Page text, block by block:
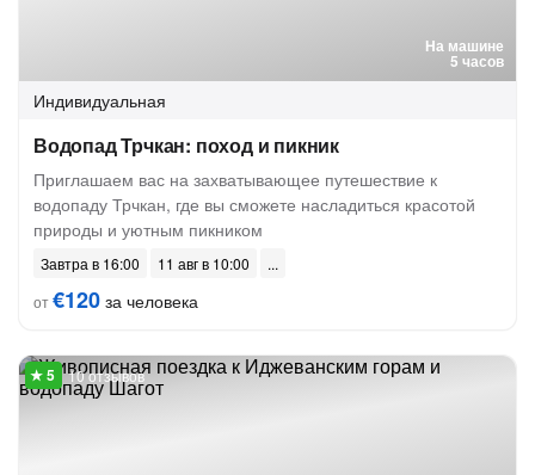
На машине
5 часов
Индивидуальная
Водопад Трчкан: поход и пикник
Приглашаем вас на захватывающее путешествие к
водопаду Трчкан, где вы сможете насладиться красотой
природы и уютным пикником
Завтра в 16:00
11 авг в 10:00
от€120 за человека
10 отзывов